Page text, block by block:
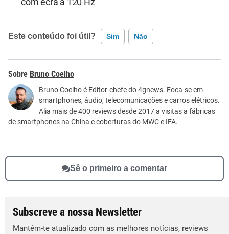
Este conteúdo foi útil? Sim Não
Este conteúdo não tem a informação que procuro
Outro
Bruno Coelho
Bruno Coelho é Editor-chefe do 4gnews. Foca-se em
smartphones, áudio, telecomunicações e carros elétricos.
Alia mais de 400 reviews desde 2017 a visitas a fábricas
de smartphones na China e coberturas do MWC e IFA.
Sê o primeiro a comentar
Subscreve a nossa Newsletter
Mantém-te atualizado com as melhores notícias, reviews